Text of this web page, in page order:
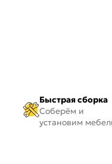
Быстрая сборка
Соберём и
установим